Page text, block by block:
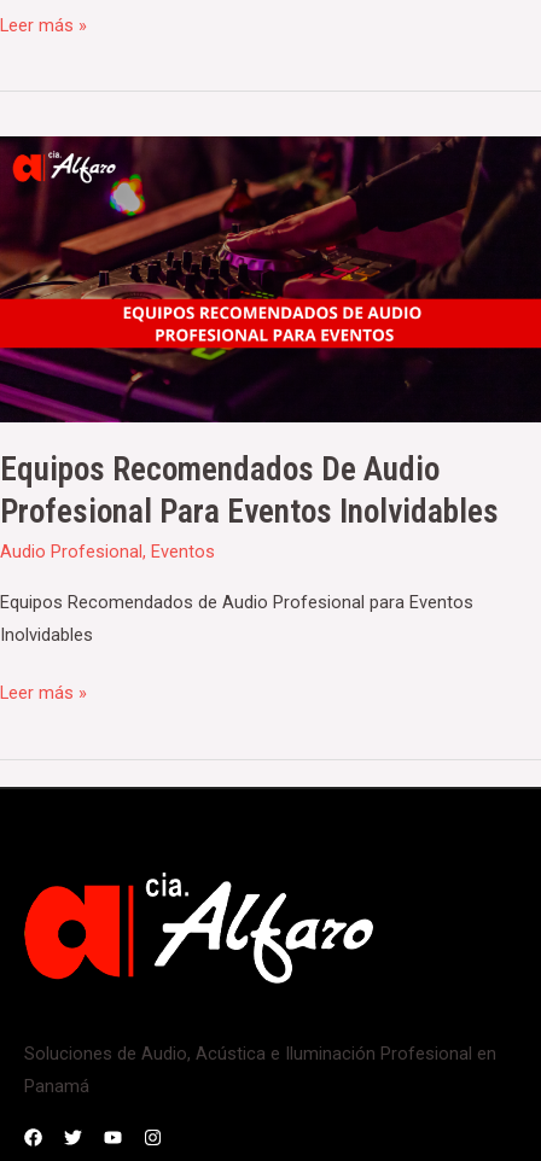
Leer más »
Equipos Recomendados De Audio
Profesional Para Eventos Inolvidables
Audio Profesional, Eventos
Equipos Recomendados de Audio Profesional para Eventos
Inolvidables
Equipos
Recomendados
Audio
Profesional
Eventos
Inolvidables
Leer más »
Soluciones de Audio, Acústica e Iluminación Profesional en
Panamá